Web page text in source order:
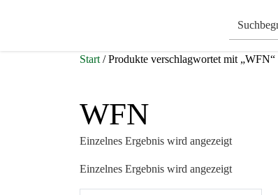
Start / Produkte verschlagwortet mit „WFN“
WFN
Einzelnes Ergebnis wird angezeigt
Einzelnes Ergebnis wird angezeigt